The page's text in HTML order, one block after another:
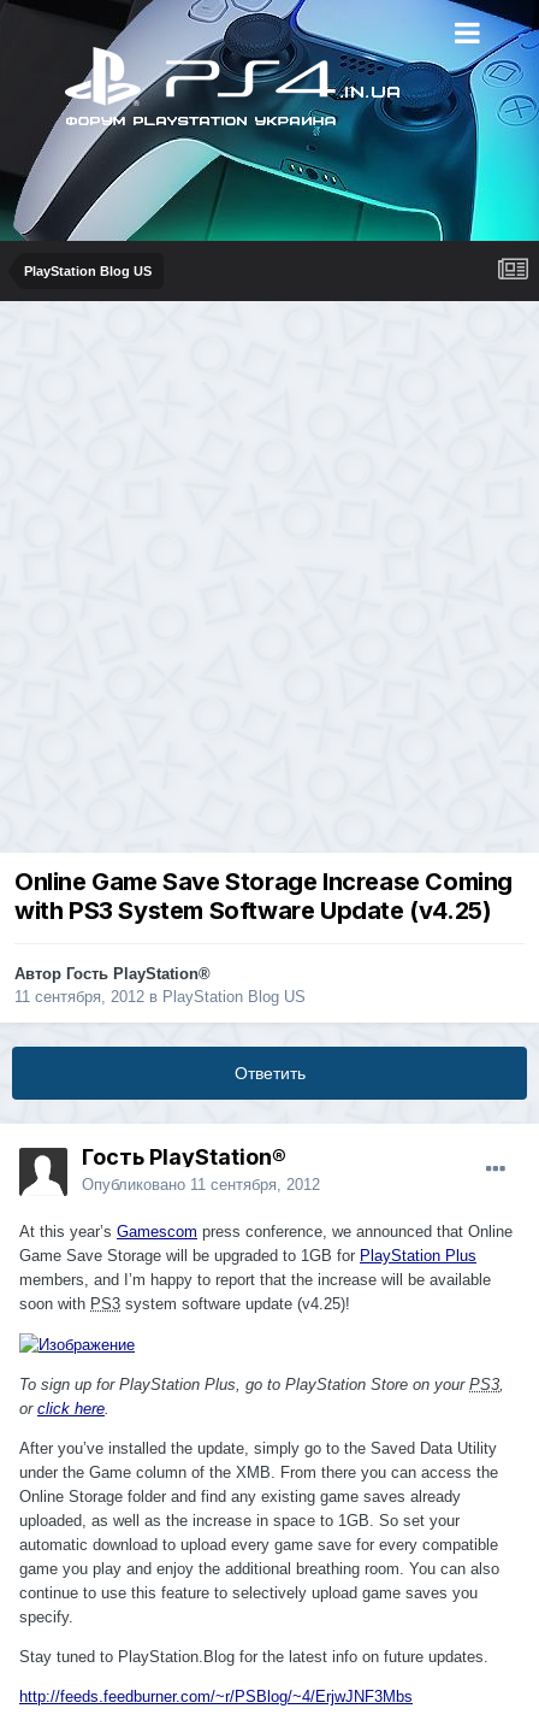
PlayStation Blog US
Online Game Save Storage Increase Coming
with PS3 System Software Update (v4.25)
Автор Гость PlayStation®
11 сентября, 2012 в PlayStation Blog US
Ответить
Гость PlayStation®
Опубликовано 11 сентября, 2012
At this year’s Gamescom press conference, we announced that Online
Game Save Storage will be upgraded to 1GB for PlayStation Plus
members, and I’m happy to report that the increase will be available
soon with PS3 system software update (v4.25)!
To sign up for PlayStation Plus, go to PlayStation Store on your PS3
or click here
After you’ve installed the update, simply go to the Saved Data Utility
under the Game column of the XMB. From there you can access the
Online Storage folder and find any existing game saves already
uploaded, as well as the increase in space to 1GB. So set your
automatic download to upload every game save for every compatible
game you play and enjoy the additional breathing room. You can also
continue to use this feature to selectively upload game saves you
specify.
Stay tuned to PlayStation.Blog for the latest info on future updates.
http://feeds.feedburner.com/~r/PSBlog/~4/ErjwJNF3Mbs